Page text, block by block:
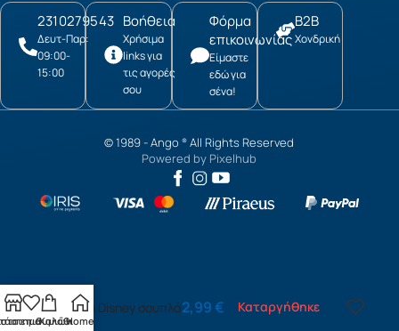
2310279543
Δευτ-Παρ:
09:00-
15:00
Βοήθεια
Χρήσιμα
links για
τις αγορές
σου
Φόρμα
επικοινωνίας
Είμαστε
εδώ για
σένα!
B2B
Χονδρική
© 1989 -Ango® All Rights Reserved
Powered by Pixelhub
επιθυμιών
ΚαλάθιHome
Frozen Disney σουπλά2,99€ Καταργήθηκε